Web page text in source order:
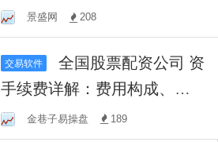
业助力投资者实现资产增值
梦想！
景盛网 208
交易软件
全国股票配资公司 资
手续费详解：费用构成、收
费标准一览
金巷子易操盘 189